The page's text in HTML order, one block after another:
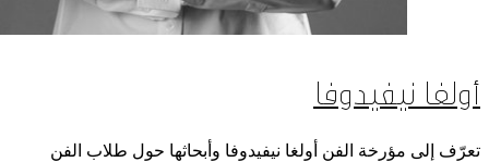
أولغا نيفيدوفا
تعرّف إلى مؤرخة الفن أولغا نيفيدوفا وأبحاثها حول طلاب الفن